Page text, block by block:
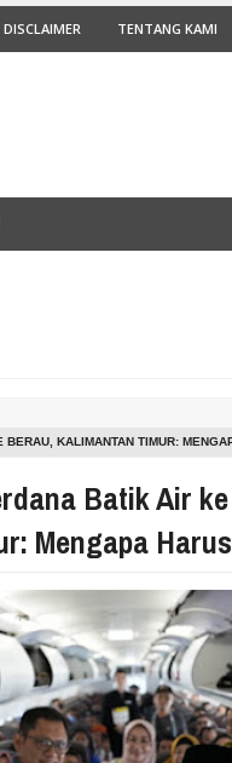
DISCLAIMER TENTANG KAMI
KALIMANTAN TIMUR:
Batik Air
Mengapa